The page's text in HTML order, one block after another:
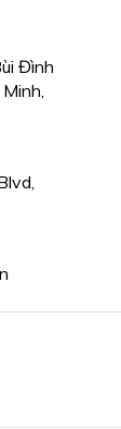
Đình